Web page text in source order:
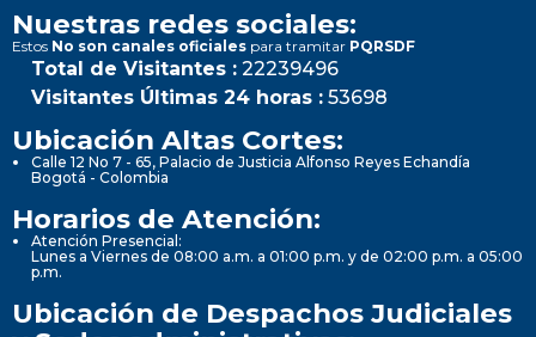
Nuestras redes sociales:
Estos No son canales oficiales para tramitar PQRSDF
Total de Visitantes : 22239496
Visitantes Últimas 24 horas : 53698
Ubicación Altas Cortes:
Calle 12 No 7 - 65, Palacio de Justicia Alfonso Reyes Echandía
Bogotá - Colombia
Horarios de Atención:
Atención Presencial:
Lunes a Viernes de 08:00 a.m. a 01:00 p.m. y de 02:00 p.m. a 05:00
p.m.
Ubicación de Despachos Judiciales